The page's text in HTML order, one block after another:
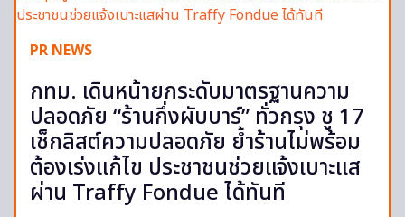
PR NEWS
กทม. เดินหน้ายกระดับมาตรฐานความ
ปลอดภัย “ร้านกึ่งผับบาร์” ทั่วกรุง ชู 17
เช็กลิสต์ความปลอดภัย ย้ำร้านไม่พร้อม
ต้องเร่งแก้ไข ประชาชนช่วยแจ้งเบาะแส
ผ่าน Traffy Fondue ได้ทันที